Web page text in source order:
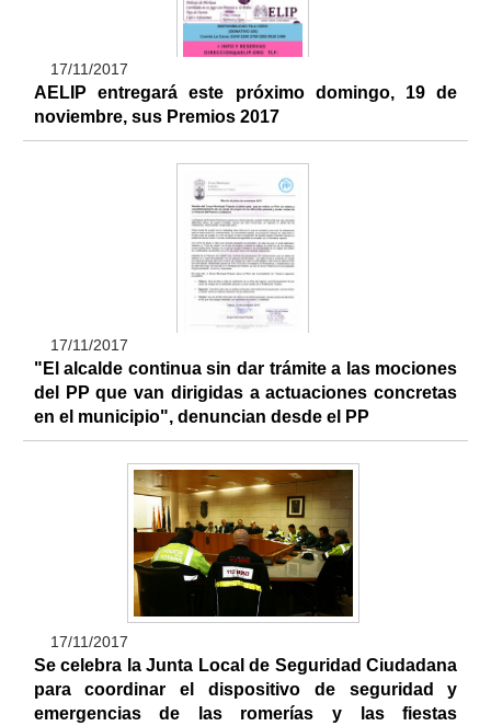
17/11/2017
AELIP entregará este próximo domingo, 19 de
noviembre, sus Premios 2017
17/11/2017
"El alcalde continua sin dar trámite a las mociones
del PP que van dirigidas a actuaciones concretas
en el municipio", denuncian desde el PP
17/11/2017
Se celebra la Junta Local de Seguridad Ciudadana
para coordinar el dispositivo de seguridad y
emergencias de las romerías y las fiestas